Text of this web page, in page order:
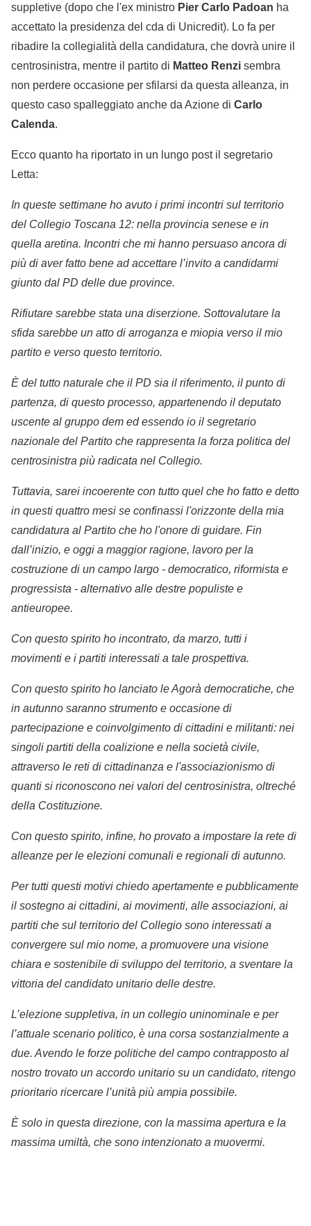
suppletive (dopo che l'ex ministro Pier Carlo Padoan ha
accettato la presidenza del cda di Unicredit). Lo fa per
ribadire la collegialità della candidatura, che dovrà unire il
centrosinistra, mentre il partito di Matteo Renzi sembra
non perdere occasione per sfilarsi da questa alleanza, in
questo caso spalleggiato anche da Azione di Carlo
Calenda.
Ecco quanto ha riportato in un lungo post il segretario
Letta:
In queste settimane ho avuto i primi incontri sul territorio
del Collegio Toscana 12: nella provincia senese e in
quella aretina. Incontri che mi hanno persuaso ancora di
più di aver fatto bene ad accettare l’invito a candidarmi
giunto dal PD delle due province.
Rifiutare sarebbe stata una diserzione. Sottovalutare la
sfida sarebbe un atto di arroganza e miopia verso il mio
partito e verso questo territorio.
È del tutto naturale che il PD sia il riferimento, il punto di
partenza, di questo processo, appartenendo il deputato
uscente al gruppo dem ed essendo io il segretario
nazionale del Partito che rappresenta la forza politica del
centrosinistra più radicata nel Collegio.
Tuttavia, sarei incoerente con tutto quel che ho fatto e detto
in questi quattro mesi se confinassi l'orizzonte della mia
candidatura al Partito che ho l'onore di guidare. Fin
dall’inizio, e oggi a maggior ragione, lavoro per la
costruzione di un campo largo - democratico, riformista e
progressista - alternativo alle destre populiste e
antieuropee.
Con questo spirito ho incontrato, da marzo, tutti i
movimenti e i partiti interessati a tale prospettiva.
Con questo spirito ho lanciato le Agorà democratiche, che
in autunno saranno strumento e occasione di
partecipazione e coinvolgimento di cittadini e militanti: nei
singoli partiti della coalizione e nella società civile,
attraverso le reti di cittadinanza e l'associazionismo di
quanti si riconoscono nei valori del centrosinistra, oltreché
della Costituzione.
Con questo spirito, infine, ho provato a impostare la rete di
alleanze per le elezioni comunali e regionali di autunno.
Per tutti questi motivi chiedo apertamente e pubblicamente
il sostegno ai cittadini, ai movimenti, alle associazioni, ai
partiti che sul territorio del Collegio sono interessati a
convergere sul mio nome, a promuovere una visione
chiara e sostenibile di sviluppo del territorio, a sventare la
vittoria del candidato unitario delle destre.
L’elezione suppletiva, in un collegio uninominale e per
l’attuale scenario politico, è una corsa sostanzialmente a
due. Avendo le forze politiche del campo contrapposto al
nostro trovato un accordo unitario su un candidato, ritengo
prioritario ricercare l’unità più ampia possibile.
È solo in questa direzione, con la massima apertura e la
massima umiltà, che sono intenzionato a muovermi.